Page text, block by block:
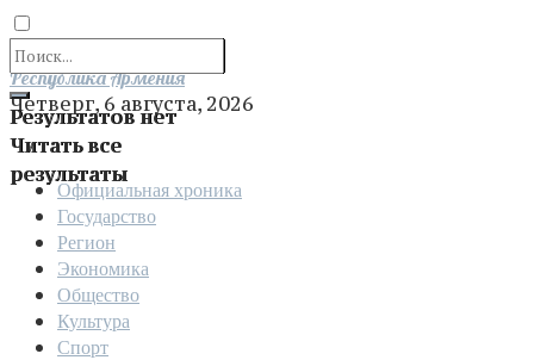
Результатов нет
Читать все
результаты
Отправить
Республика Армения
Четверг, 6 августа, 2026
Официальная хроника
Государство
Регион
Экономика
Общество
Культура
Спорт